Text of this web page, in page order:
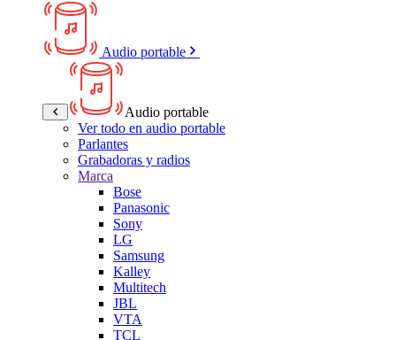
Audio portable
Audio portable
Ver todo en audio portable
Parlantes
Grabadoras y radios
Marca
Bose
Panasonic
Sony
LG
Samsung
Kalley
Multitech
JBL
VTA
TCL